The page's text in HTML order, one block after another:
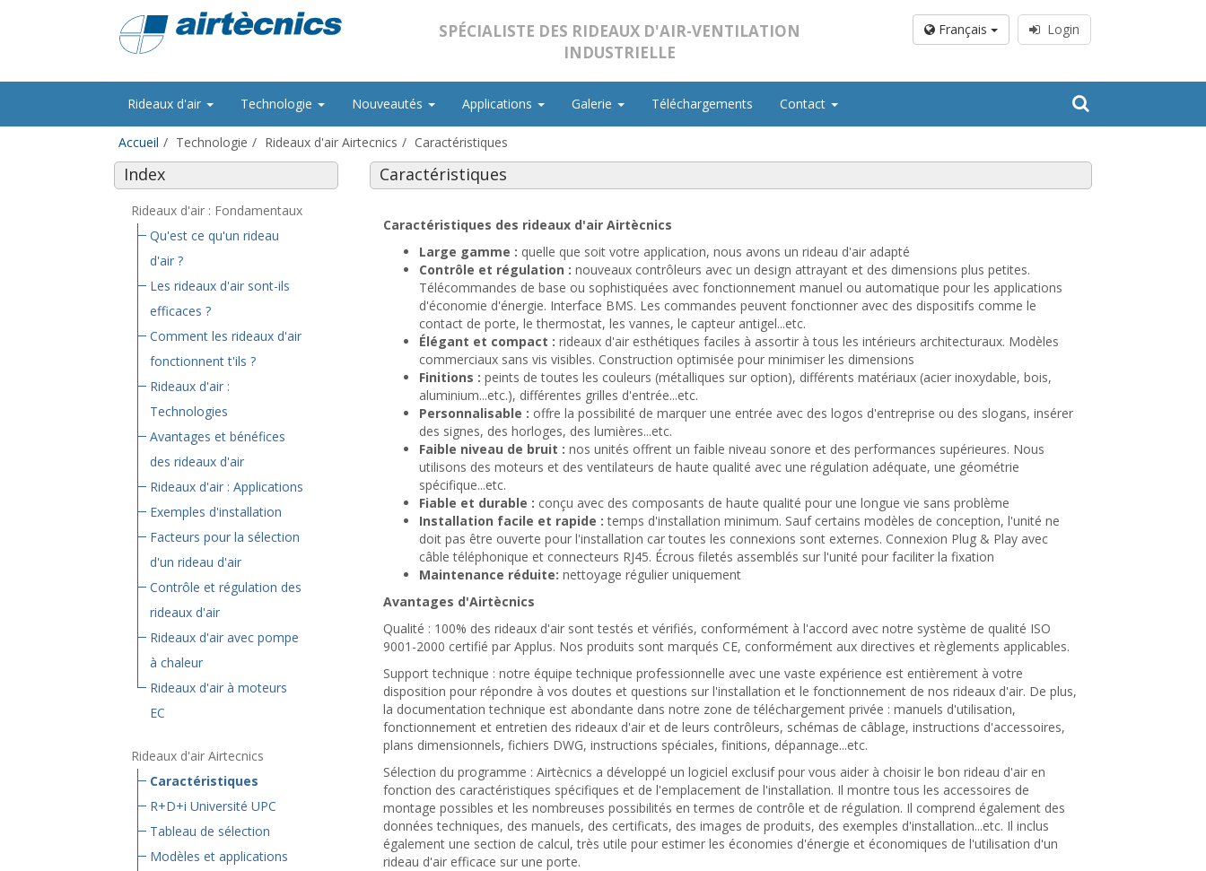
SPÉCIALISTE DES RIDEAUX D'AIR-VENTILATION
INDUSTRIELLE
Français Login
Rideaux d'air Technologie Nouveautés Applications Galerie Téléchargements Contact
Accueil Technologie Rideaux d'air Airtecnics Caractéristiques
Index
Rideaux d'air : Fondamentaux
Qu'est ce qu'un rideau
d'air ?
Les rideaux d'air sont-ils
efficaces ?
Comment les rideaux d'air
fonctionnent t'ils ?
Rideaux d'air :
Technologies
Avantages et bénéfices
des rideaux d'air
Rideaux d'air : Applications
Exemples d'installation
Facteurs pour la sélection
d'un rideau d'air
Contrôle et régulation des
rideaux d'air
Rideaux d'air avec pompe
à chaleur
Rideaux d'air à moteurs
EC
Rideaux d'air Airtecnics
Caractéristiques
R+D+i Université UPC
Tableau de sélection
Modèles et applications
Caractéristiques
Caractéristiques des rideaux d'air Airtècnics
Large gamme : quelle que soit votre application, nous avons un rideau d'air adapté
Contrôle et régulation : nouveaux contrôleurs avec un design attrayant et des dimensions plus petites.
Télécommandes de base ou sophistiquées avec fonctionnement manuel ou automatique pour les applications
d'économie d'énergie. Interface BMS. Les commandes peuvent fonctionner avec des dispositifs comme le
contact de porte, le thermostat, les vannes, le capteur antigel...etc.
Élégant et compact : rideaux d'air esthétiques faciles à assortir à tous les intérieurs architecturaux. Modèles
commerciaux sans vis visibles. Construction optimisée pour minimiser les dimensions
Finitions : peints de toutes les couleurs (métalliques sur option), différents matériaux (acier inoxydable, bois,
aluminium...etc.), différentes grilles d'entrée...etc.
Personnalisable : offre la possibilité de marquer une entrée avec des logos d'entreprise ou des slogans, insérer
des signes, des horloges, des lumières...etc.
Faible niveau de bruit : nos unités offrent un faible niveau sonore et des performances supérieures. Nous
utilisons des moteurs et des ventilateurs de haute qualité avec une régulation adéquate, une géométrie
spécifique...etc.
Fiable et durable : conçu avec des composants de haute qualité pour une longue vie sans problème
Installation facile et rapide : temps d'installation minimum. Sauf certains modèles de conception, l'unité ne
doit pas être ouverte pour l'installation car toutes les connexions sont externes. Connexion Plug & Play avec
câble téléphonique et connecteurs RJ45. Écrous filetés assemblés sur l'unité pour faciliter la fixation
Maintenance réduite: nettoyage régulier uniquement
Avantages d'Airtècnics
Qualité : 100% des rideaux d'air sont testés et vérifiés, conformément à l'accord avec notre système de qualité ISO
9001-2000 certifié par Applus. Nos produits sont marqués CE, conformément aux directives et règlements applicables.
Support technique : notre équipe technique professionnelle avec une vaste expérience est entièrement à votre
disposition pour répondre à vos doutes et questions sur l'installation et le fonctionnement de nos rideaux d'air. De plus,
la documentation technique est abondante dans notre zone de téléchargement privée : manuels d'utilisation,
fonctionnement et entretien des rideaux d'air et de leurs contrôleurs, schémas de câblage, instructions d'accessoires,
plans dimensionnels, fichiers DWG, instructions spéciales, finitions, dépannage...etc.
Sélection du programme : Airtècnics a développé un logiciel exclusif pour vous aider à choisir le bon rideau d'air en
fonction des caractéristiques spécifiques et de l'emplacement de l'installation. Il montre tous les accessoires de
montage possibles et les nombreuses possibilités en termes de contrôle et de régulation. Il comprend également des
données techniques, des manuels, des certificats, des images de produits, des exemples d'installation...etc. Il inclus
également une section de calcul, très utile pour estimer les économies d'énergie et économiques de l'utilisation d'un
rideau d'air efficace sur une porte.